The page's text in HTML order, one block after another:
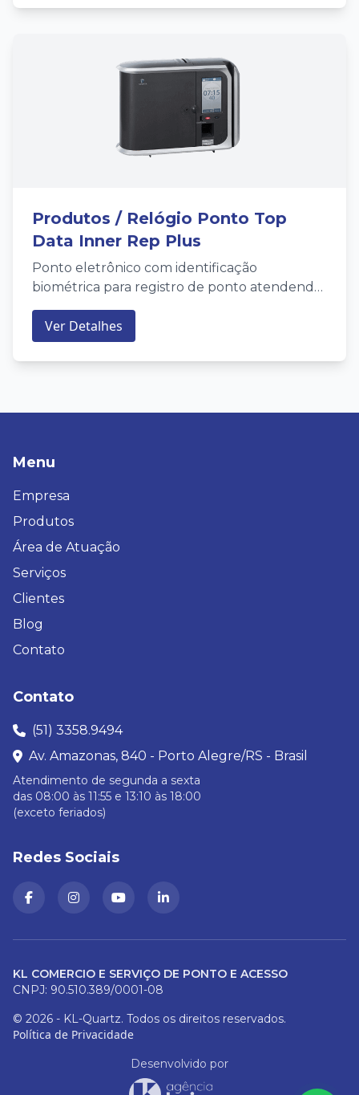
velocidade com guilhotina, conectividade
Produtos / Relógio Ponto Top
Data Inner Rep Plus
Ponto eletrônico com identificação
biométrica para registro de ponto atendendo
as normas do INMETRO e Portaria 1510
Ver Detalhes
Menu
Empresa
Produtos
Área de Atuação
Serviços
Clientes
Blog
Contato
Contato
(51) 3358.9494
Av. Amazonas, 840 - Porto Alegre/RS - Brasil
Atendimento de segunda a sexta
das 08:00 às 11:55 e 13:10 às 18:00
(exceto feriados)
Redes Sociais
KL COMERCIO E SERVIÇO DE PONTO E ACESSO
CNPJ: 90.510.389/0001-08
© 2026 - KL-Quartz. Todos os direitos reservados.
Política de Privacidade
Desenvolvido por